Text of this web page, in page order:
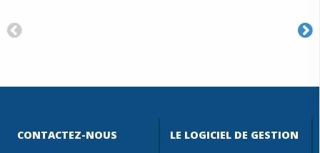
CONTACTEZ-NOUS
LE LOGICIEL DE GESTION